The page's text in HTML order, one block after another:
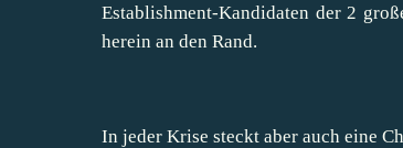
Establishment-Kandidaten der 2
herein an den Rand.
In jeder Krise steckt aber auch eine